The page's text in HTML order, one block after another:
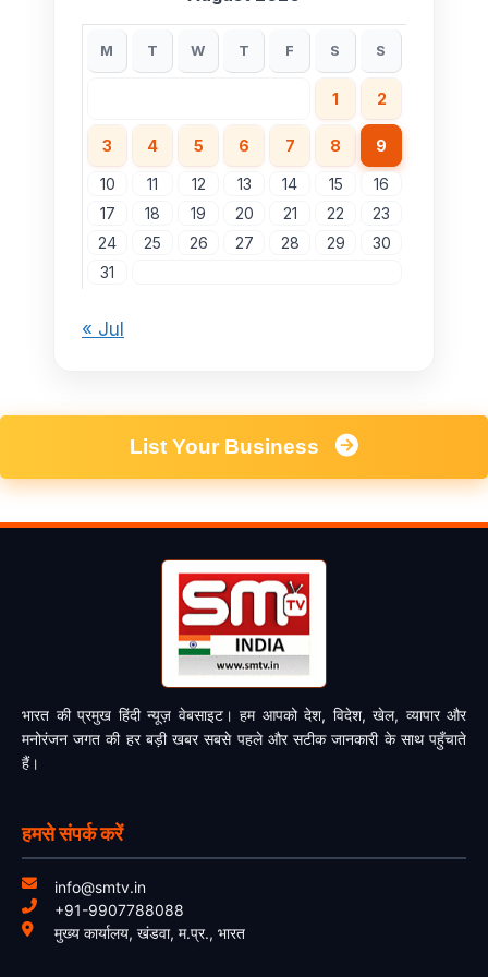
M T W T F S S
1 2
3 4 5 6 7 8 9
10 11 12 13 14 15
16
17
18 19 20 21 22
23
24
25 26 27 28 29
30
31
« Jul
List Your Business
भारत की प्रमुख हिंदी न्यूज़ वेबसाइट। हम आपको देश, विदेश, खेल, व्यापार और
मनोरंजन जगत की हर बड़ी खबर सबसे पहले और सटीक जानकारी के साथ पहुँचाते
हैं।
हमसे संपर्क करें
info@smtv.in
+91-9907788088
मुख्य कार्यालय, खंडवा, म.प्र., भारत